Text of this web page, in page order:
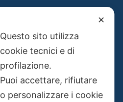
✕
Questo sito utilizza
cookie tecnici e di
profilazione.
Puoi accettare, rifiutare
o personalizzare i cookie